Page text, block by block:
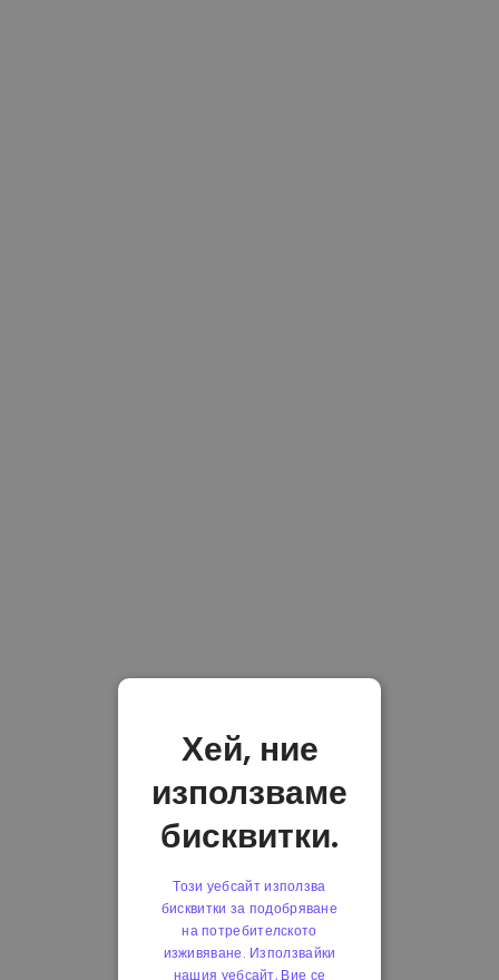
Хей, ние
използваме
бисквитки.
Този уебсайт използва
бисквитки за подобряване
на потребителското
изживяване. Използвайки
нашия уебсайт, Вие се